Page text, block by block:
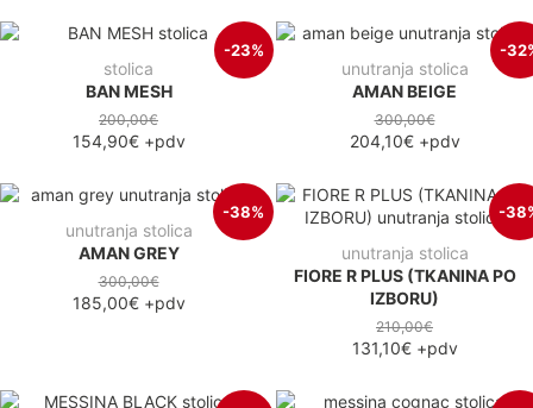
-23%
stolica
BAN MESH
200,00€
154,90€+pdv
-
unutranja stolica
AMAN BEIGE
300,00€
204,10€+pdv
-38%
unutranja stolica
AMAN GREY
300,00€
185,00€+pdv
-
unutranja stolica
FIORE R PLUS (TKANINA PO
IZBORU)
210,00€
131,10€+pdv